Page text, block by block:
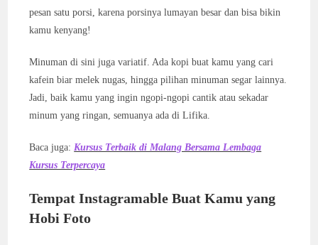
pesan satu porsi, karena porsinya lumayan besar dan bisa bikin
kamu kenyang!
Minuman di sini juga variatif. Ada kopi buat kamu yang cari
kafein biar melek nugas, hingga pilihan minuman segar lainnya.
Jadi, baik kamu yang ingin ngopi-ngopi cantik atau sekadar
minum yang ringan, semuanya ada di Lifika.
Baca juga:Kursus Terbaik di Malang Bersama Lembaga
Kursus Terpercaya
Tempat Instagramable Buat Kamu yang
Hobi Foto